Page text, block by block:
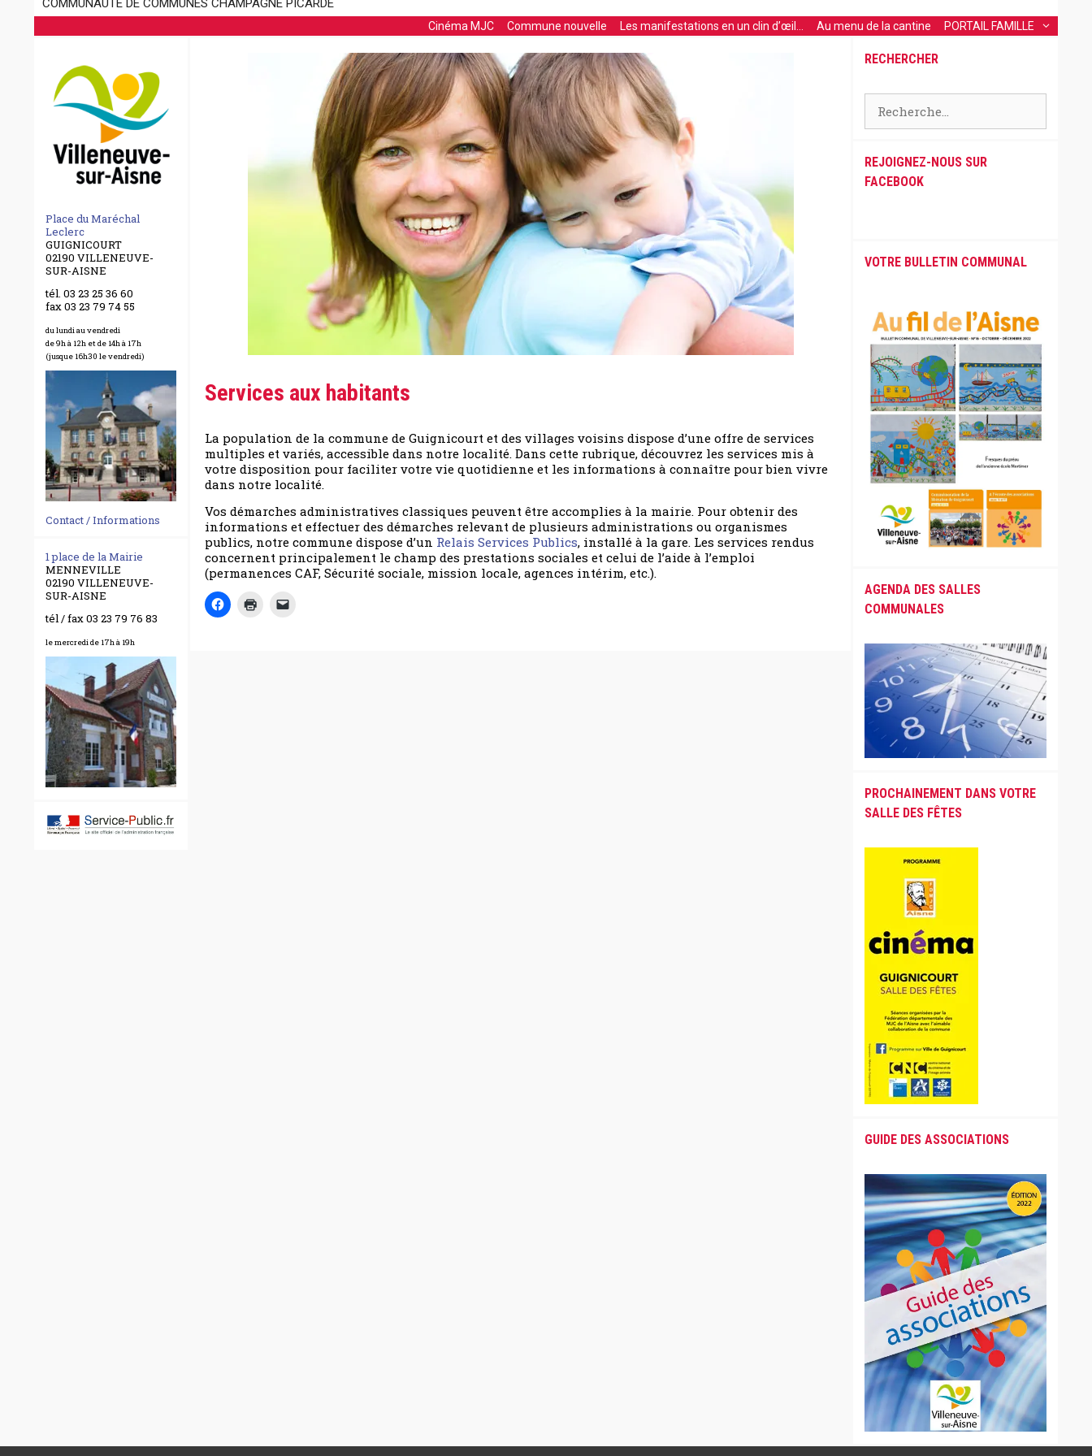
COMMUNAUTÉ DE COMMUNES CHAMPAGNE PICARDE
Cinéma MJC Commune nouvelle Les manifestations en un clin d’œil… Au menu de la cantine PORTAIL FAMILLE
Services aux habitants
La population de la commune de Guignicourt et des villages voisins dispose d’une offre de services
multiples et variés, accessible dans notre localité. Dans cette rubrique, découvrez les services mis à
votre disposition pour faciliter votre vie quotidienne et les informations à connaître pour bien vivre
dans notre localité.
Vos démarches administratives classiques peuvent être accomplies à la mairie. Pour obtenir des
informations et effectuer des démarches relevant de plusieurs administrations ou organismes
publics, notre commune dispose d’un Relais Services Publics, installé à la gare. Les services rendus
concernent principalement le champ des prestations sociales et celui de l’aide à l’emploi
(permanences CAF, Sécurité sociale, mission locale, agences intérim, etc.).
Place du Maréchal
Leclerc
GUIGNICOURT
02190 VILLENEUVE-
SUR-AISNE
tél. 03 23 25 36 60
fax 03 23 79 74 55
du lundi au vendredi
de 9h à 12h et de 14h à 17h
(jusque 16h30 le vendredi)
Contact / Informations
1 place de la Mairie
MENNEVILLE
02190 VILLENEUVE-
SUR-AISNE
tél / fax 03 23 79 76 83
le mercredi de 17h à 19h
RECHERCHER
Rechercher :
REJOIGNEZ-NOUS SUR
FACEBOOK
VOTRE BULLETIN COMMUNAL
AGENDA DES SALLES
COMMUNALES
PROCHAINEMENT DANS VOTRE
SALLE DES FÊTES
GUIDE DES ASSOCIATIONS